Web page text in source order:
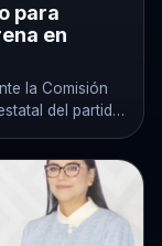
para
en
la Comisión
del partido